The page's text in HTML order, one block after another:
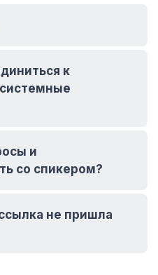
к
и
со спикером?
не пришла